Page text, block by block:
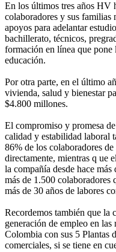
En los últimos tres años HV
colaboradores y sus familias
apoyos para adelantar
bachillerato, técnicos,
formación en línea que pone
educación.
Por otra parte, en el último
vivienda, salud y bienestar
$4.800 millones.
El compromiso y promesa
calidad y estabilidad laboral
86% de los colaboradores
directamente, mientras q ue
la compañía desde hace
más de 1.500
más de 30 años de labores
Recordemos también que la
generación de empleo en las
Colombia con sus 5 Plantas
comerciales, si se tiene en